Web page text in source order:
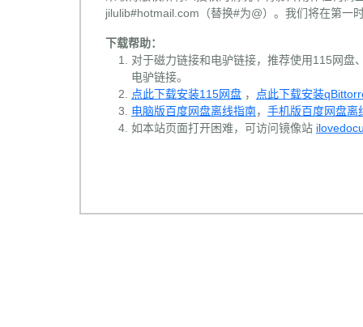
jilulib#hotmail.com（替换#为@）。我们将在第一
下载帮助：
对于磁力链接和电驴链接，推荐使用115网盘
电驴链接。
点此下载安装115网盘 ，
点此下载安装
电脑版百度网盘离线指南， 手机版百度网盘离
如本站页面打开困难，可访问镜像站